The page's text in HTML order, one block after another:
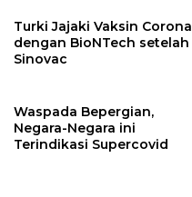
Turki Jajaki Vaksin Corona
dengan BioNTech setelah
Sinovac
Waspada Bepergian,
Negara-Negara ini
Terindikasi Supercovid